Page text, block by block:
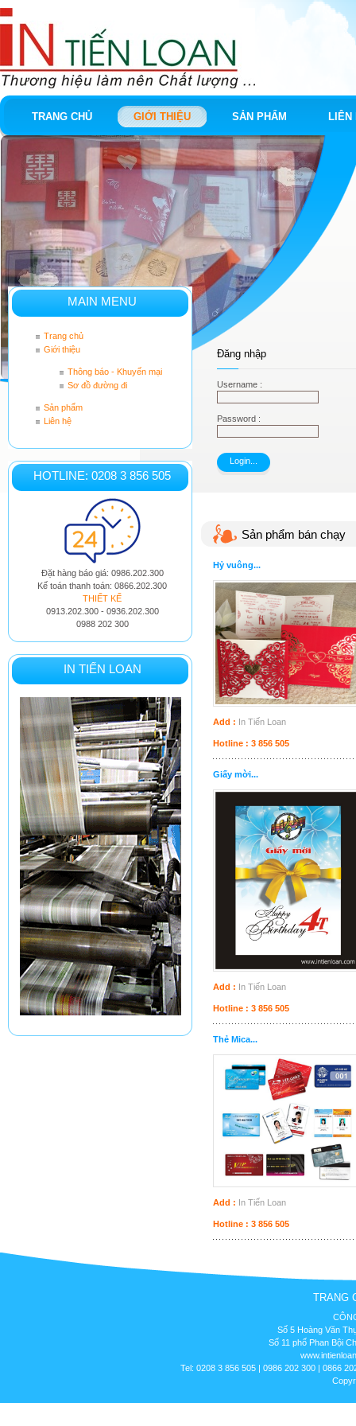
TRANG CHỦ GIỚI THIỆU SẢN PHẨM LIÊN
MAIN MENU
Trang chủ
Giới thiệu
Thông báo - Khuyến mại
Sơ đồ đường đi
Sản phẩm
Liên hệ
HOTLINE: 0208 3 856 505
Đặt hàng báo giá: 0986.202.300
Kế toán thanh toán: 0866.202.300
THIẾT KẾ
0913.202.300 - 0936.202.300
0988 202 300
IN TIẾN LOAN
Đăng nhập
Username :
Password :
Sản phẩm bán chạy
Hỷ vuông...
Add : In Tiến Loan
Hotline : 3 856 505
Giấy mời...
Add : In Tiến Loan
Hotline : 3 856 505
Thẻ Mica...
Add : In Tiến Loan
Hotline : 3 856 505
TRANG
Số 5 Hoàng Văn
Số 11 phố Phan Bội
Tel: 0208 3 856 505 | 0986 202 300 | 0866